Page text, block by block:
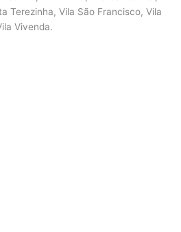
Terezinha, Vila São Francisco, Vila
Vivenda.